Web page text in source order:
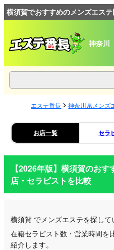
横須賀でおすすめのメンズエス
神奈川
エステ番長 神奈川県メンズ
お店一覧 セラ
【2026年版】横須賀のおす
店・セラピストを比較
横須賀 でメンズエステを探し
在籍セラピスト数・営業時間
紹介します。